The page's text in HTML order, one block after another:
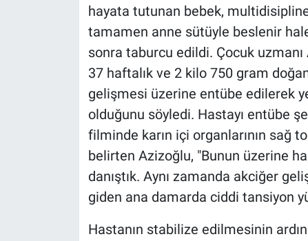
hayata tutunan bebek,
tamamen anne sütüyle beslenir
sonra taburcu edildi. Çocuk uzmanı
37 haftalık ve 2 kilo 750 gram
gelişmesi üzerine entübe edilerek
olduğunu söyledi. Hastayı entübe
filminde karın içi organlarının sağ
belirten Azizoğlu, "Bunun üzerine
danıştık. Aynı zamanda akciğer
giden ana damarda ciddi tansiyon
Hastanın stabilize edilmesinin